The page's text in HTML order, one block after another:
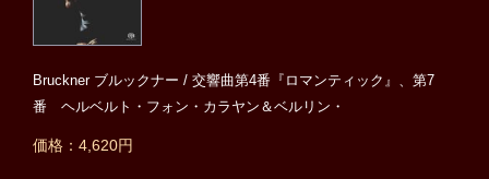
Bruckner ブルックナー / 交響曲第4番『ロマンティック』、第7
番 ヘルベルト・フォン・カラヤン＆ベルリン・
価格：4,620円